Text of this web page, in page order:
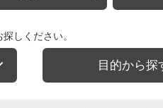
しください。
目的から探